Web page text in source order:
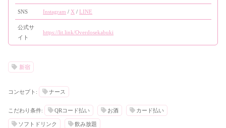
SNS Instagram / X /LINE
公式サ
イト
https://lit.link/Overdosekabuki
新宿
コンセプト: ナース
こだわり条件: QRコード払い お酒 カード払い
ソフトドリンク 飲み放題